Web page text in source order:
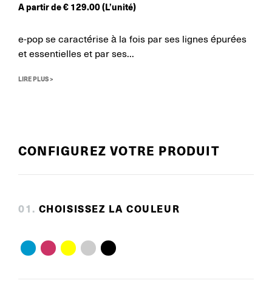
A partir de€ 129.00(L’unité)
e-pop se caractérise à la fois par ses lignes épurées
et essentielles et par ses...
LIRE PLUS >
CONFIGUREZ VOTRE PRODUIT
01 . CHOISISSEZ LA COULEUR